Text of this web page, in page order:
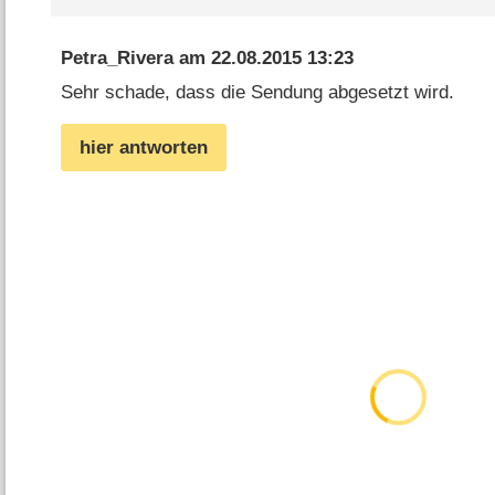
Petra_Riveraam 22.08.2015 13:23
Sehr schade, dass die Sendung abgesetzt wird.
hier antworten